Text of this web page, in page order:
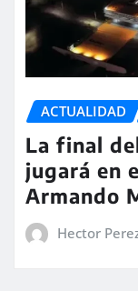
ACTUALIDAD
La final
jugará en
Armando
Hector